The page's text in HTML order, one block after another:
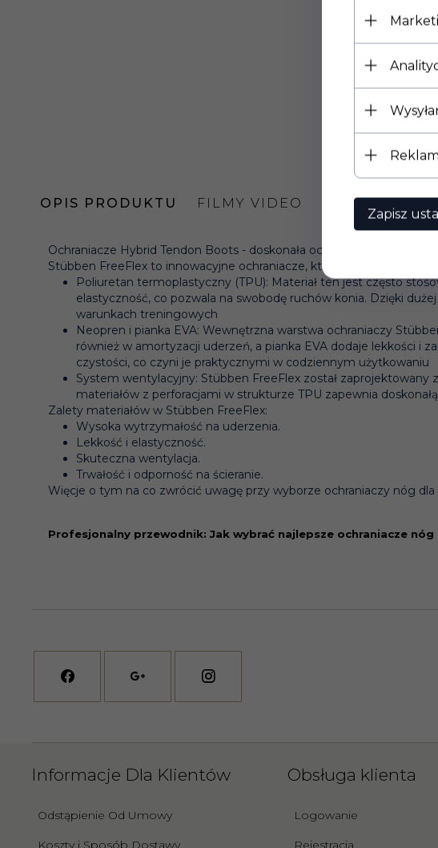
OPIS PRODUKTU FILMY VIDEO
Ochraniacze Hybrid Tendon Boots - doskonała ochrona ścięgien i
Stübben FreeFlex to innowacyjne ochraniacze, które wykorzystują
Poliuretan termoplastyczny (TPU): Materiał ten jest często
elastyczność, co pozwala na swobodę ruchów konia. Dzięki
warunkach treningowych​
Neopren i pianka EVA: Wewnętrzna warstwa ochraniaczy
również w amortyzacji uderzeń, a pianka EVA dodaje lekkości i
czystości, co czyni je praktycznymi w codziennym użytkowaniu​
System wentylacyjny: Stübben FreeFlex został
materiałów z perforacjami w strukturze TPU zapewnia
Zalety materiałów w Stübben FreeFlex:
Wysoka wytrzymałość na uderzenia.
Lekkość i elastyczność.
Skuteczna wentylacja.
Trwałość i odporność na ścieranie.
Więcje o tym na co zwrócić uwagę przy wyborze ochraniaczy nóg
Profesjonalny przewodnik: Jak wybrać najlepsze ochraniacze
Informacje Dla Klientów
Odstąpienie Od Umowy
Koszty i Sposób Dostawy
Obsługa klienta
Logowanie
Rejestracja
Zapisz